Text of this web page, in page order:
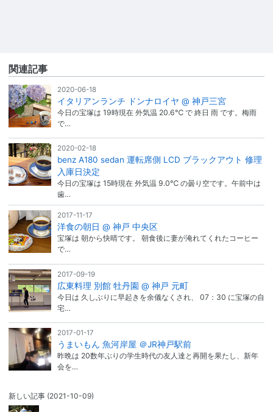
関連記事
2020-06-18
イタリアンランチ ドンナロイヤ @ 神戸三宮
今日の宝塚は 19時現在 外気温 20.6℃ で 終日 雨 です。梅雨
で…
2020-02-18
benz A180 sedan 運転席側 LCD ブラックアウト 修理
入庫日決定
今日の宝塚は 15時現在 外気温 9.0℃ の曇り空です。午前中は
歯…
2017-11-17
洋食の朝日 @ 神戸 中央区
宝塚は 朝から快晴です。 朝食後に妻が淹れてくれたコーヒー
で…
2017-09-19
広東料理 別館 牡丹園 @ 神戸 元町
今日は 久しぶりに早起きを余儀なくされ、 07：30 に宝塚の自
宅…
2017-01-17
うまいもん 魚河岸屋 ＠JR神戸駅前
昨晩は 20数年ぶりの学生時代の友人達と再開を果たし、新年
会を…
新しい記事 (2021-10-09)